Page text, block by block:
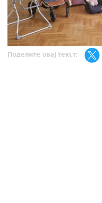
Поделите овај текст: